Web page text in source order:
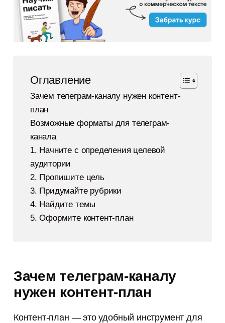
Оглавление
Зачем телеграм-каналу нужен контент-
план
Возможные форматы для телеграм-
канала
1. Начните с определения целевой
аудитории
2. Пропишите цель
3. Придумайте рубрики
4. Найдите темы
5. Оформите контент-план
Зачем телеграм-каналу
нужен контент-план
Контент-план — это удобный инструмент для